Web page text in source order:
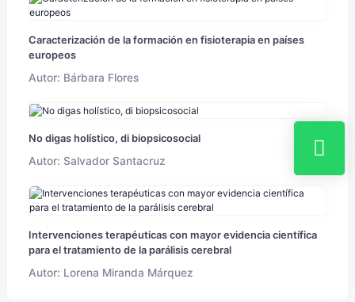
Caracterización de la formación en fisioterapia en países
europeos
Autor: Bárbara Flores
No digas holístico, di biopsicosocial
Autor: Salvador Santacruz
Intervenciones terapéuticas con mayor evidencia científica
para el tratamiento de la parálisis cerebral
Autor: Lorena Miranda Márquez